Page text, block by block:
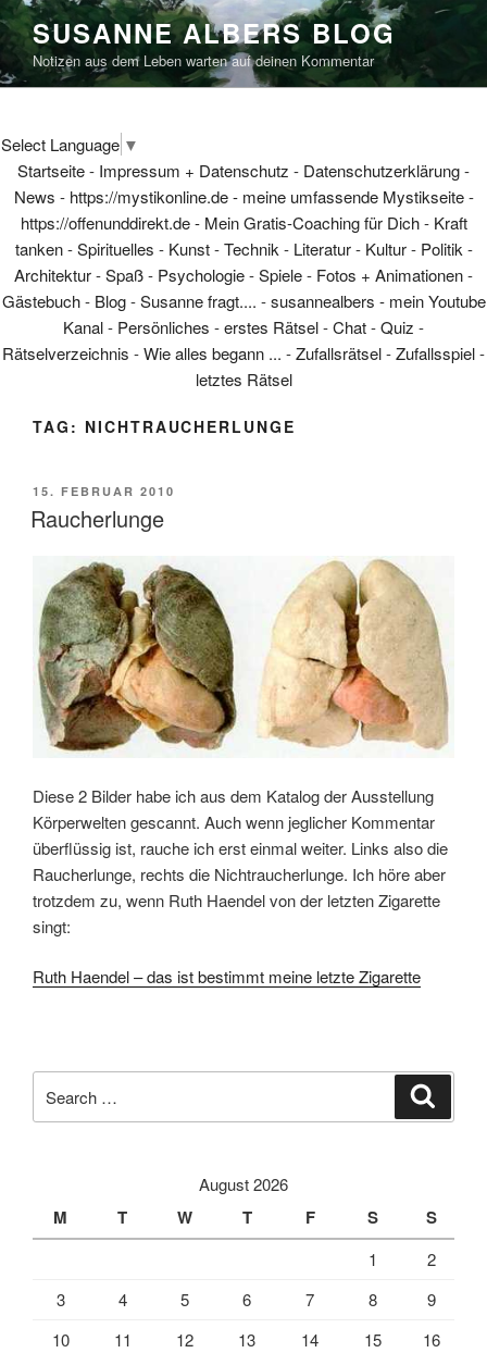
Skip
to
content
SUSANNE ALBERS BLOG
Notizen aus dem Leben warten auf deinen Kommentar
Select Language ▼
Startseite- Impressum + Datenschutz - Datenschutzerklärung-
News - https://mystikonline.de - meine umfassende Mystikseite-
https://offenunddirekt.de - Mein Gratis-Coaching für Dich- Kraft
tanken-Spirituelles - Kunst-Technik - Literatur- Kultur- Politik -
Architektur-Spaß- Psychologie-Spiele- Fotos + Animationen-
Gästebuch- Blog-Susanne fragt.... -susannealbers - mein Youtube
Kanal- Persönliches -erstes Rätsel-Chat-Quiz -
Rätselverzeichnis -Wie alles begann ... -Zufallsrätsel-Zufallsspiel-
letztes Rätsel
TAG: NICHTRAUCHERLUNGE
POSTED
ON
15. FEBRUAR 2010
Raucherlunge
Diese 2 Bilder habe ich aus dem Katalog der Ausstellung
Körperwelten gescannt. Auch wenn jeglicher Kommentar
überflüssig ist, rauche ich erst einmal weiter. Links also die
Raucherlunge, rechts die Nichtraucherlunge. Ich höre aber
trotzdem zu, wenn Ruth Haendel von der letzten Zigarette
singt:
Ruth Haendel – das ist bestimmt meine letzte Zigarette
for:
August 2026
M T W T F S S
1
2
3
4 5 6 7 8
9
10
11 12 13 14 15
16